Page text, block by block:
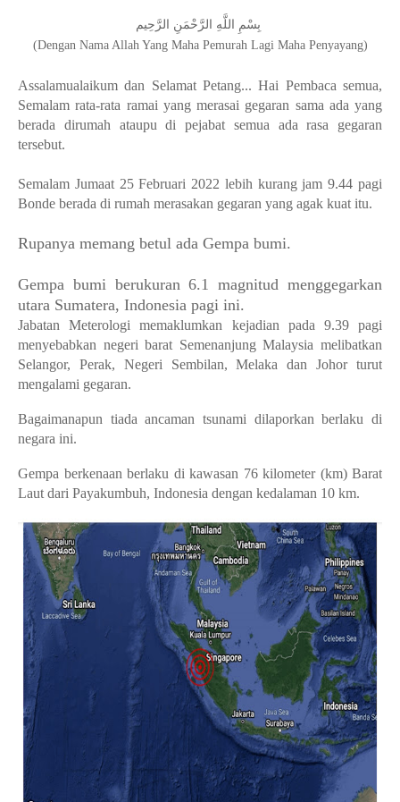
(Dengan Nama Allah Yang Maha Pemurah Lagi Maha Penyayang)
Assalamualaikum dan Selamat Petang... Hai Pembaca semua,
Semalam rata-rata ramai yang merasai gegaran sama ada yang
berada dirumah ataupu di pejabat semua ada rasa gegaran
tersebut.
Semalam Jumaat 25 Februari 2022 lebih kurang jam 9.44 pagi
Bonde berada di rumah merasakan gegaran yang agak kuat itu.
Rupanya memang betul ada Gempa bumi.
Gempa bumi berukuran 6.1 magnitud menggegarkan
utara Sumatera, Indonesia pagi ini.
Jabatan Meterologi memaklumkan kejadian pada 9.39 pagi
menyebabkan negeri barat Semenanjung Malaysia melibatkan
Selangor, Perak, Negeri Sembilan, Melaka dan Johor turut
mengalami gegaran.
Bagaimanapun tiada ancaman tsunami dilaporkan berlaku di
negara ini.
Gempa berkenaan berlaku di kawasan 76 kilometer (km) Barat
Laut dari Payakumbuh, Indonesia dengan kedalaman 10 km.